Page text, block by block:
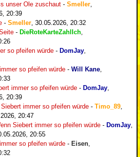
unser Ole zuschaut - Smeller
20:39
- Smeller 30.05.2026, 20:32
- DieRoteKarteZahlIch
so pfeifen würde - DomJay
so pfeifen würde - Will Kane
immer so pfeifen würde - DomJay
20:39
immer so pfeifen würde - Timo_89
20:47
Siebert immer so pfeifen würde - DomJay
20:55
so pfeifen würde - Eisen